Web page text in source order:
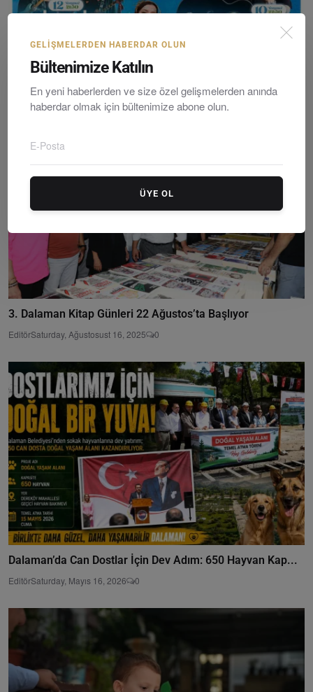
Dalaman’da Yaz Coşkusu Başlıyor! 2025 Dalaman Yaz Fe...
Friday, Temmuzy 4, 2025 0
3. Dalaman Kitap Günleri 22 Ağustos’ta Başlıyor
EditörSaturday, Ağustosust 16, 2025 0
Dalaman’da Can Dostlar İçin Dev Adım: 650 Hayvan Kap...
EditörSaturday, Mayıs 16, 2026 0
GELIŞMELERDEN HABERDAR OLUN
Bültenimize Katılın
En yeni haberlerden ve size özel gelişmelerden anında
haberdar olmak için bültenimize abone olun.
ÜYE OL